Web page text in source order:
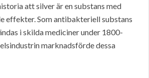
att silver är en substans med
effekter. Som antibakteriell substans
i skilda mediciner under 1800-
marknadsförde dessa